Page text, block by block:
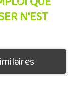
N'EST